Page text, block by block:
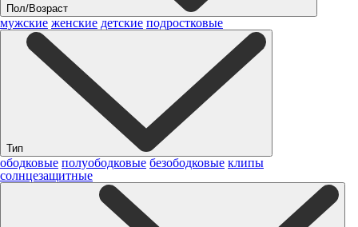
Пол/Возраст
мужские женские детские подростковые
Тип
ободковые полуободковые безободковые клипы
солнцезащитные